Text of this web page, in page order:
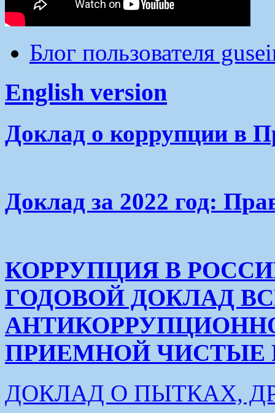
Блог пользователя
English version
Доклад о коррупции в
Доклад за 2022 год:
КОРРУПЦИЯ В
ГОДОВОЙ ДОКЛАД
ПРИЕМНОЙ ЧИСТЫЕ
ДОКЛАД О ПЫТКАХ,